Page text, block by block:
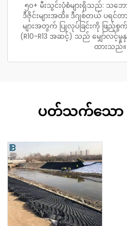
၅၀+ မီးသွင်းပုံစံများရှိသည်: သဘေ
ဒီဇိုင်းများအထိ။ ဒီဂျစ်တယ် ပရင်တ
များအတွက် ပြုလုပ်ခြင်းကို ဖြည့်စွက်
(R10-R13 အဆင့်) သည် မျှော်လင့်
ထားသည်။
ပတ်သက်သော